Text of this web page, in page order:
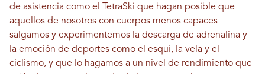
de asistencia como el TetraSki que hagan posible que
aquellos de nosotros con cuerpos menos capaces
salgamos y experimentemos la descarga de adrenalina y
la emoción de deportes como el esquí, la vela y el
ciclismo, y que lo hagamos a un nivel de rendimiento que